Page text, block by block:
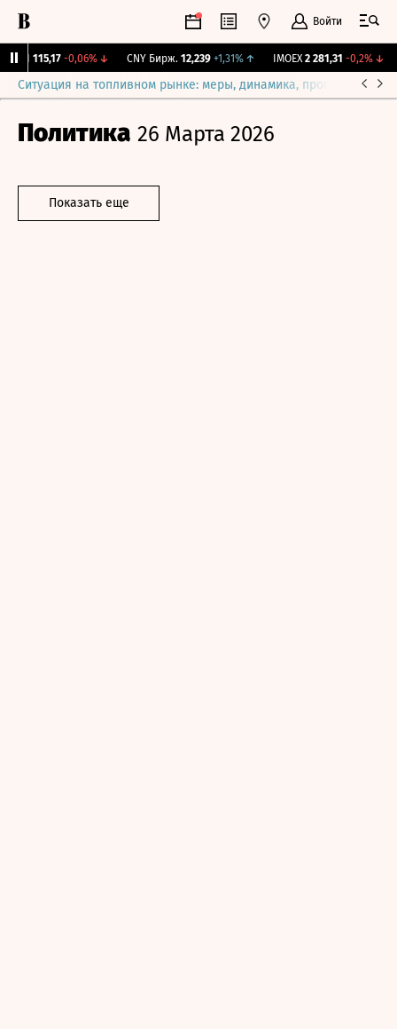
Войти
115,17 -0,06%↓ CNY Бирж. 12,239 +1,31% ↑ IMOEX 2 281,31 -0,2%↓
Ситуация на топливном рынке: меры, динамика, прогнозы
Политика 26 Марта 2026
Показать еще